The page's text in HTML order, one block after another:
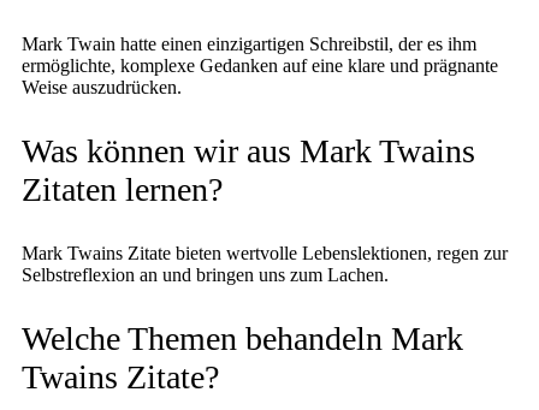
Mark Twain hatte einen einzigartigen Schreibstil, der es ihm
ermöglichte, komplexe Gedanken auf eine klare und prägnante
Weise auszudrücken.
Was können wir aus Mark Twains
Zitaten lernen?
Mark Twains Zitate bieten wertvolle Lebenslektionen, regen zur
Selbstreflexion an und bringen uns zum Lachen.
Welche Themen behandeln Mark
Twains Zitate?